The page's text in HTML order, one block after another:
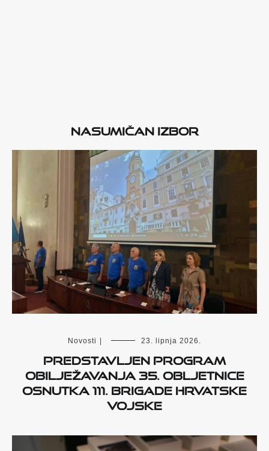
Nasumičan izbor
Novosti 23. lipnja 2026.
Predstavljen program
obilježavanja 35. obljetnice
osnutka 111. brigade Hrvatske
vojske